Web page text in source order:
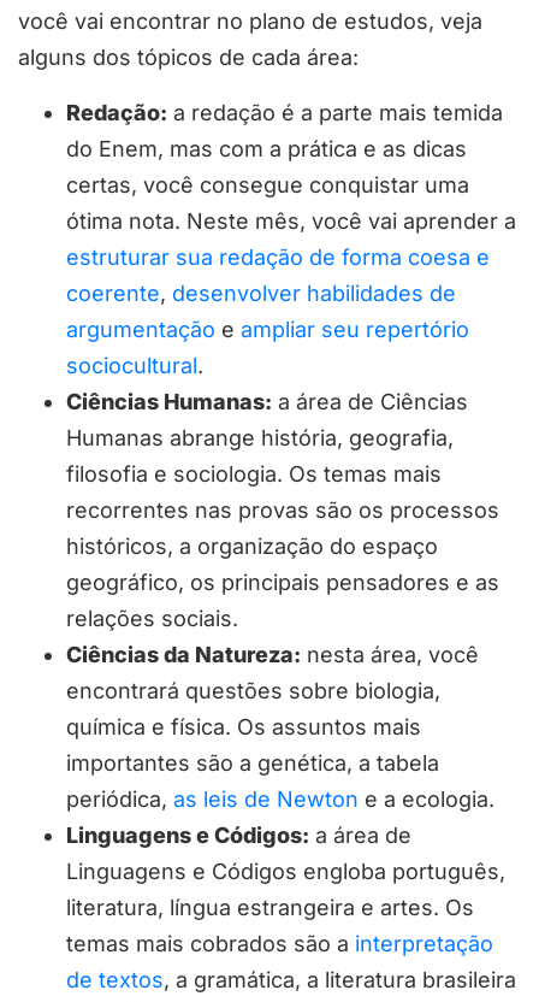
você vai encontrar no plano de estudos, veja
alguns dos tópicos de cada área:
Redação: a redação é a parte mais temida
do Enem, mas com a prática e as dicas
certas, você consegue conquistar uma
ótima nota. Neste mês, você vai aprender a
estruturar sua redação de forma coesa e
coerente, desenvolver habilidades de
argumentação e ampliar seu repertório
sociocultural.
Ciências Humanas: a área de Ciências
Humanas abrange história, geografia,
filosofia e sociologia. Os temas mais
recorrentes nas provas são os processos
históricos, a organização do espaço
geográfico, os principais pensadores e as
relações sociais.
Ciências da Natureza: nesta área, você
encontrará questões sobre biologia,
química e física. Os assuntos mais
importantes são a genética, a tabela
periódica, as leis de Newton e a ecologia.
Linguagens e Códigos: a área de
Linguagens e Códigos engloba português,
literatura, língua estrangeira e artes. Os
temas mais cobrados são a interpretação
de textos, a gramática, a literatura brasileira